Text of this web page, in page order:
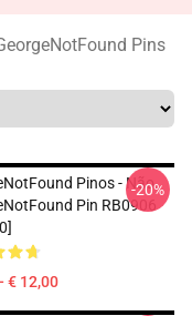
Pins
Pinos - Não.
Pin RB0906
€ 12,00
-20%